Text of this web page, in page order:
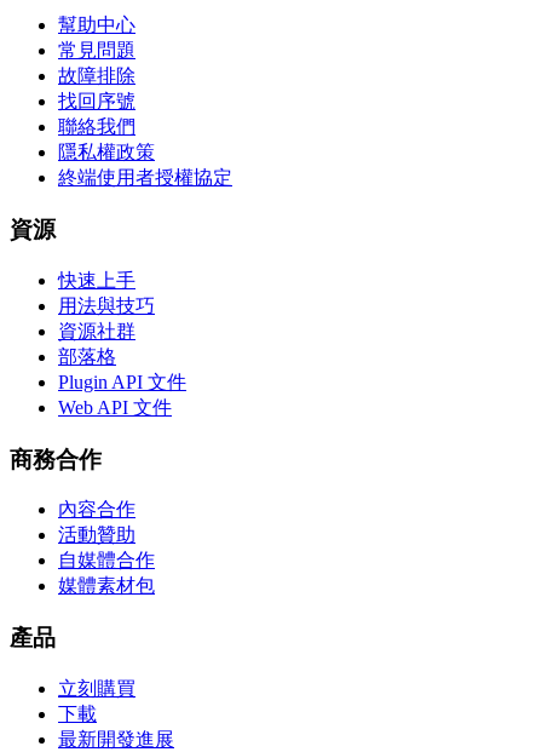
幫助中心
常見問題
故障排除
找回序號
聯絡我們
隱私權政策
終端使用者授權協定
資源
快速上手
用法與技巧
資源社群
部落格
Plugin API 文件
Web API 文件
商務合作
內容合作
活動贊助
自媒體合作
媒體素材包
產品
立刻購買
下載
最新開發進展